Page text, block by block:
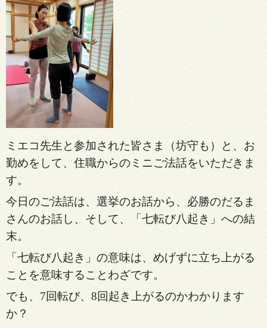
ミエコ先生と参加された皆さま（坊守も）と、お
勤めをして、住職からのミニご法話をいただきま
す。
今日のご法話は、選挙のお話から、必勝のだるま
さんのお話し、そして、「七転び八起き」への結
末。
「七転び八起き」の意味は、めげずに立ち上がる
ことを意味することわざです。
でも、7回転び、8回起き上がるのかわかります
か？